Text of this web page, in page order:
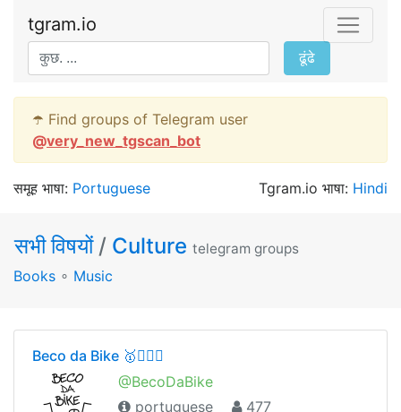
tgram.io
ढूंढे
☂️ Find groups of Telegram user
@very_new_tgscan_bot
समूह भाषा: Portuguese Tgram.io भाषा: Hindi
सभी विषयों / Culture telegram groups
Books ∘ Music
Beco da Bike 🥇🚴🏻‍♀️
@BecoDaBike
portuguese
477